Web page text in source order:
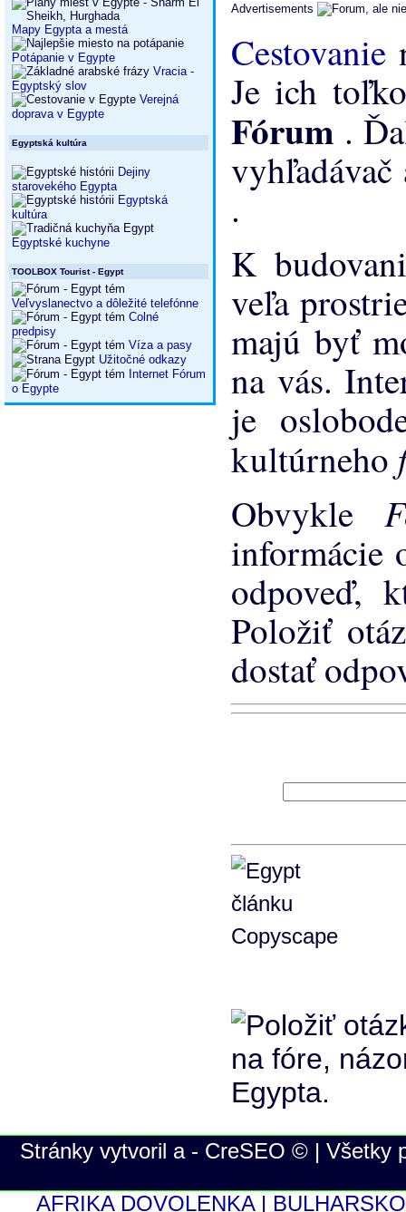
Mapy Egypta a mestá
Potápanie v Egypte
Vracia -
Egyptský slov
Verejná
doprava v Egypte
Egyptská kultúra
Dejiny
starovekého Egypta
Egyptská
kultúra
Egyptské kuchyne
TOOLBOX Tourist - Egypt
Veľvyslanectvo a dôležité telefónne
Colné
predpisy
Víza a pasy
Užitočné odkazy
Internet Fórum
o Egypte
Advertisements
Cestovanie
Je ich
Fórum .
.
K
veľa
majú byť
na vás.
je
kultúrneho
Obvykle
informácie
odpoveď,
Položiť
dostať
Stránky vytvoril a - CreSEO © |
AFRIKA DOVOLENKA |